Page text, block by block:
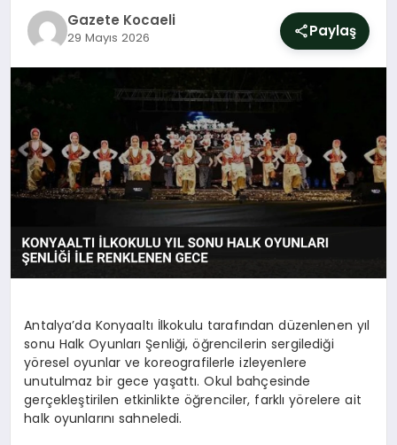
YAŞAM
DÜNYA
SAĞLIK
EĞITIM
Gazete Kocaeli
29 Mayıs 2026 Paylaş
Antalya’da Konyaaltı İlkokulu tarafından düzenlenen yıl
sonu Halk Oyunları Şenliği, öğrencilerin sergilediği
yöresel oyunlar ve koreografilerle izleyenlere
unutulmaz bir gece yaşattı. Okul bahçesinde
gerçekleştirilen etkinlikte öğrenciler, farklı yörelere ait
halk oyunlarını sahneledi.